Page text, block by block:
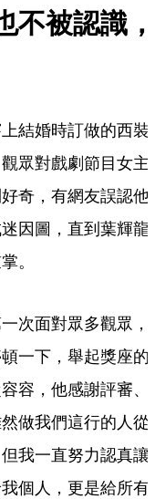
不被認識，
結婚時訂做的西裝
眾對戲劇節目女主
奇，有網友誤認他
因圖，直到葉輝龍
。
次面對眾多觀眾，
一下，舉起獎座的
容，他感謝評審、
做我們這行的人從
我一直努力認真讓
個人，更是給所有